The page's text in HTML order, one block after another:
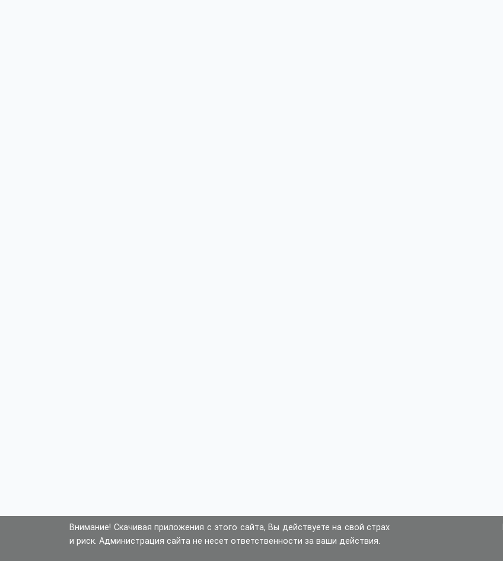
Внимание! Скачивая приложения с этого сайта, Вы действуете на свой страх
и риск. Администрация сайта не несет ответственности за ваши действия.